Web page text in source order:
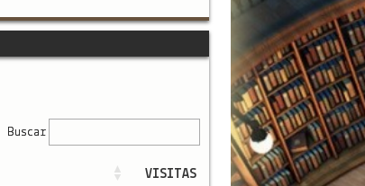
Buscar
VISITAS